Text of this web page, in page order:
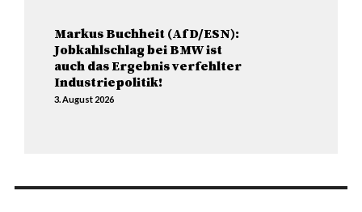
Markus Buchheit (AfD/ESN):
Jobkahlschlag bei BMW ist
auch das Ergebnis verfehlter
Industriepolitik!
3. August 2026